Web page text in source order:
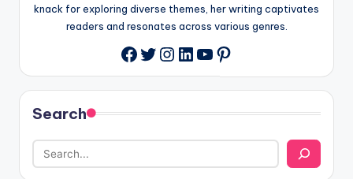
knack for exploring diverse themes, her writing captivates
readers and resonates across various genres.
Facebook
Twitter
Instagram
LinkedIn
YouTube
Pinterest
Search